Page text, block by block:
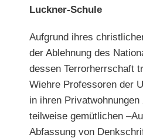
Luckner-Schule
Aufgrund ihres
der Ablehnung des
dessen Terrorherrschaft
Wiehre Professoren der
in ihren
teilweise gemütlichen
Abfassung von